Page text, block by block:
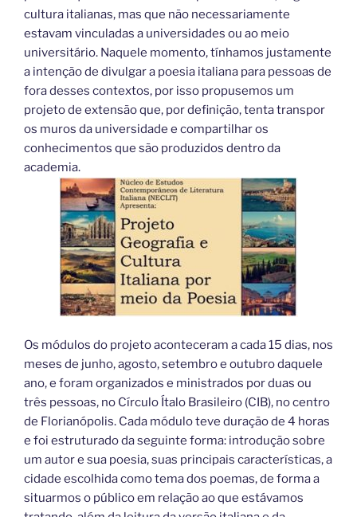
cultura italianas, mas que não necessariamente
estavam vinculadas a universidades ou ao meio
universitário. Naquele momento, tínhamos justamente
a intenção de divulgar a poesia italiana para pessoas de
fora desses contextos, por isso propusemos um
projeto de extensão que, por definição, tenta transpor
os muros da universidade e compartilhar os
conhecimentos que são produzidos dentro da
academia.
Os módulos do projeto aconteceram a cada 15 dias, nos
meses de junho, agosto, setembro e outubro daquele
ano, e foram organizados e ministrados por duas ou
três pessoas, no Círculo Ítalo Brasileiro (CIB), no centro
de Florianópolis. Cada módulo teve duração de 4 horas
e foi estruturado da seguinte forma: introdução sobre
um autor e sua poesia, suas principais características, a
cidade escolhida como tema dos poemas, de forma a
situarmos o público em relação ao que estávamos